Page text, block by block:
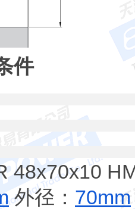
件
48x70x10
外径： 70mm